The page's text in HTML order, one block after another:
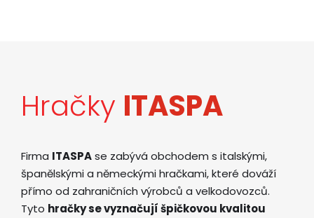
Hračky ITASPA
Firma ITASPAse zabývá obchodem s italskými,
španělskými a německými hračkami, které dováží
přímo od zahraničních výrobců a velkodovozců.
Tyto hračky se vyznačují špičkovou kvalitou